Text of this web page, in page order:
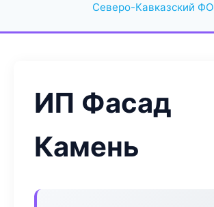
Северо-Кавказский ФО
ИП Фасад
Камень